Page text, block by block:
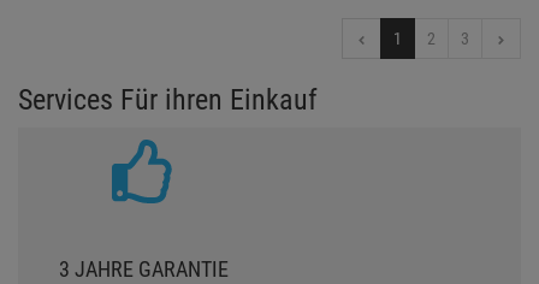
1 2 3
Services Für ihren Einkauf
3 JAHRE GARANTIE